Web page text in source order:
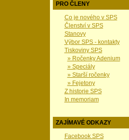
PRO ČLENY
Co je nového v SPS
Členství v SPS
Stanovy
Výbor SPS - kontakty
Tiskoviny SPS
» Ročenky Adenium
» Speciály
» Starší ročenky
» Fejetony
Z historie SPS
In memoriam
ZAJÍMAVÉ ODKAZY
Facebook SPS